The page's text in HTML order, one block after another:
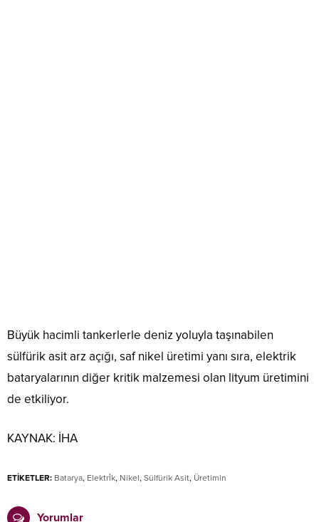
Büyük hacimli tankerlerle deniz yoluyla taşınabilen
sülfürik asit arz açığı, saf nikel üretimi yanı sıra, elektrik
bataryalarının diğer kritik malzemesi olan lityum üretimini
de etkiliyor.
KAYNAK: İHA
ETİKETLER: Batarya, Elektri̇k, Nikel, Sülfürik Asit, Üretimin
Yorumlar